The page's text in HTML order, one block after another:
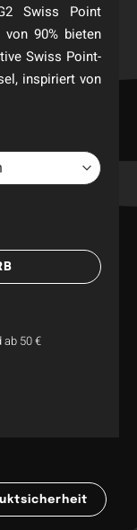
Swiss Point
90% bieten
Swiss Point-
inspiriert von
ab 50 €